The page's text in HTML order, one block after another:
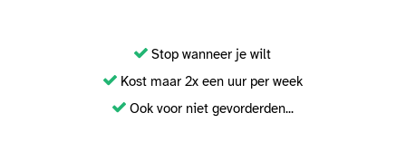
Stop wanneer je wilt
Kost maar 2x een uur per week
Ook voor niet gevorderden...